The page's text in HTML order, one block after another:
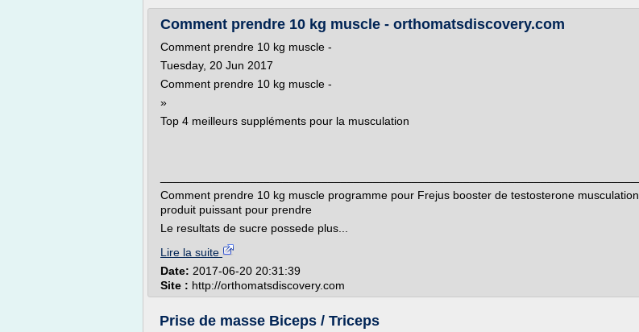
Comment prendre 10 kg muscle - orthomatsdiscovery.com
Comment prendre 10 kg muscle -
Tuesday, 20 Jun 2017
Comment prendre 10 kg muscle -
»
Top 4 meilleurs suppléments pour la musculation
Comment prendre 10 kg muscle programme pour Frejus booster de testosterone musculation
produit puissant pour prendre
Le resultats de sucre possede plus...
Lire la suite
Date: 2017-06-20 20:31:39
Site : http://orthomatsdiscovery.com
Prise de masse Biceps / Triceps